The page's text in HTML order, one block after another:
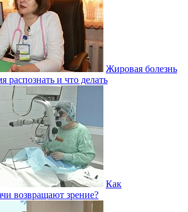
Жировая болезнь
распознать и что делать
Как
возвращают зрение?